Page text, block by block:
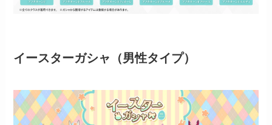
イースターガシャ（男性タイプ）